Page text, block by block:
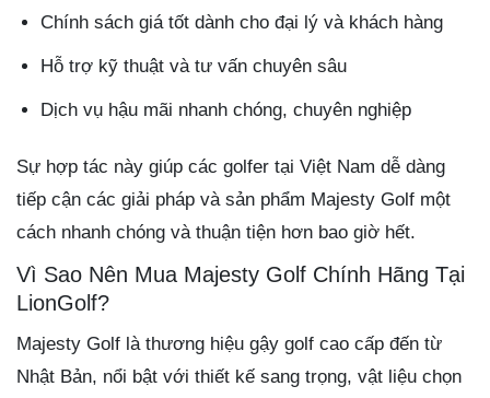
Chính sách giá tốt dành cho đại lý và khách hàng
Hỗ trợ kỹ thuật và tư vấn chuyên sâu
Dịch vụ hậu mãi nhanh chóng, chuyên nghiệp
Sự hợp tác này giúp các golfer tại Việt Nam dễ dàng
tiếp cận các giải pháp và sản phẩm Majesty Golf một
cách nhanh chóng và thuận tiện hơn bao giờ hết.
Vì Sao Nên Mua Majesty Golf Chính Hãng Tại
LionGolf?
Majesty Golf là thương hiệu gậy golf cao cấp đến từ
Nhật Bản, nổi bật với thiết kế sang trọng, vật liệu chọn